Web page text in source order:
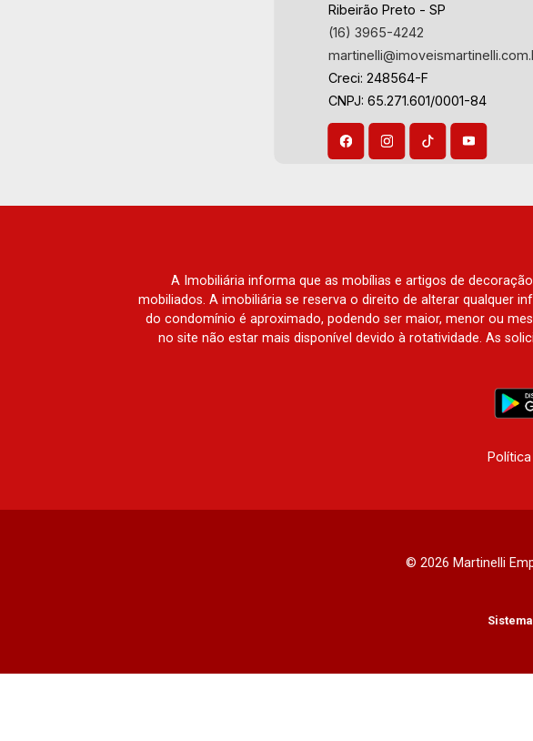
Ribeirão Preto - SP
(16) 3965-4242
Creci: 248564-F
CNPJ: 65.271.601/0001-84
A Imobiliária informa que as mobílias e artigos de
mobiliados. A imobiliária se reserva o direito de alterar qualquer
do condomínio é aproximado, podendo ser maior, menor ou
no site não estar mais disponível devido à rotatividade. As
© 2026 Martinelli